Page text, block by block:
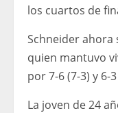
los cuartos de
Schneider ahora
quien mantuvo
por 7-6 (7-3) y 6-
La joven de 24